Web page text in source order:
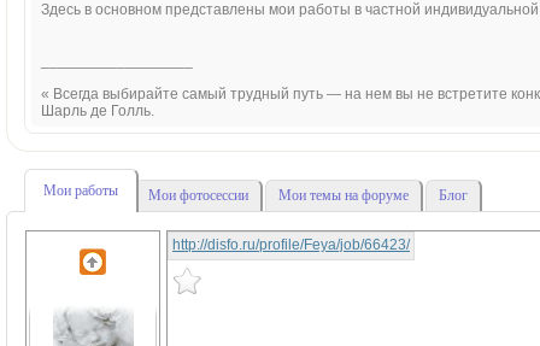
Здесь в основном представлены мои работы в частной
« Всегда выбирайте самый трудный путь — на нем вы не встретите
Шарль де Голль.
Мои работы Мои фотосессии Мои темы на форуме Блог
http://disfo.ru/profile/Feya/job/66423/